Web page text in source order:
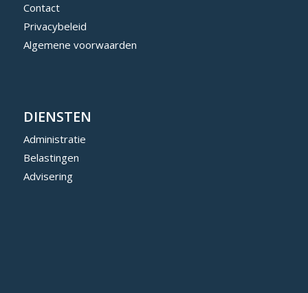
Contact
Privacybeleid
Algemene voorwaarden
DIENSTEN
Administratie
Belastingen
Advisering